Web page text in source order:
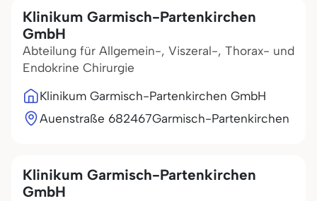
Klinikum Garmisch-Partenkirchen
GmbH
Abteilung für Allgemein-, Viszeral-, Thorax- und
Endokrine Chirurgie
Klinikum Garmisch-Partenkirchen GmbH
Auenstraße 682467Garmisch-Partenkirchen
Klinikum Garmisch-Partenkirchen
GmbH